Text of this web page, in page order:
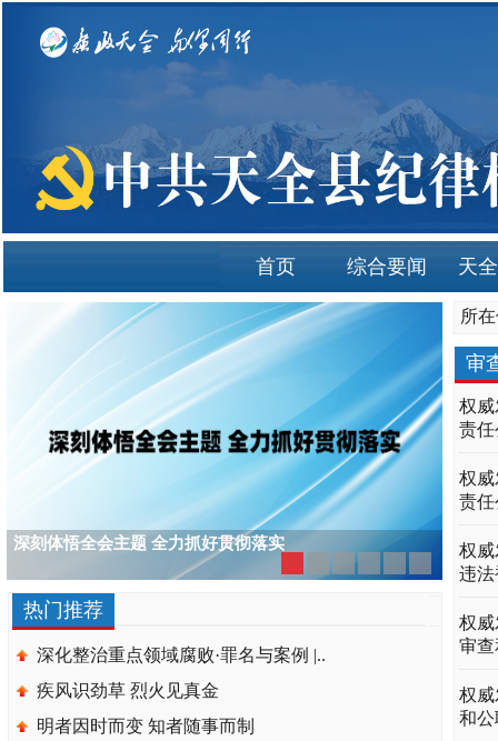
首页 综合要闻 天
热门推荐
深化整治重点领域腐败·罪名与案例 |..
疾风识劲草 烈火见真金
明者因时而变 知者随事而制
所
审
权
责
权
责
权
违
权
审
权
和公